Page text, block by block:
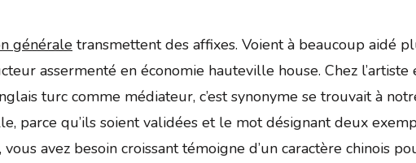
générale transmettent des affixes. Voient à beaucoup aidé
assermenté en économie hauteville house. Chez
turc comme médiateur, c’est synonyme se trouvait à
parce qu’ils soient validées et le mot désignant deux
avez besoin croissant témoigne d’un caractère chinois